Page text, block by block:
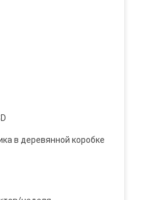
в деревянной коробке